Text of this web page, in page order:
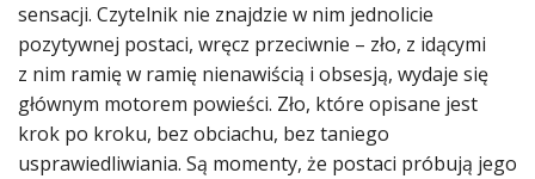
sensacji. Czytelnik nie znajdzie w nim jednolicie
pozytywnej postaci, wręcz przeciwnie – zło, z idącymi
z nim ramię w ramię nienawiścią i obsesją, wydaje się
głównym motorem powieści. Zło, które opisane jest
krok po kroku, bez obciachu, bez taniego
usprawiedliwiania. Są momenty, że postaci próbują jego